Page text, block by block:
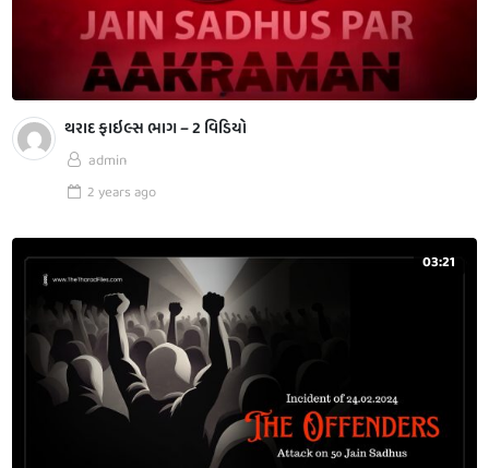
થરાદ ફાઇલ્સ ભાગ – 2 વિડિયો
admin
2 yearsago
03:21